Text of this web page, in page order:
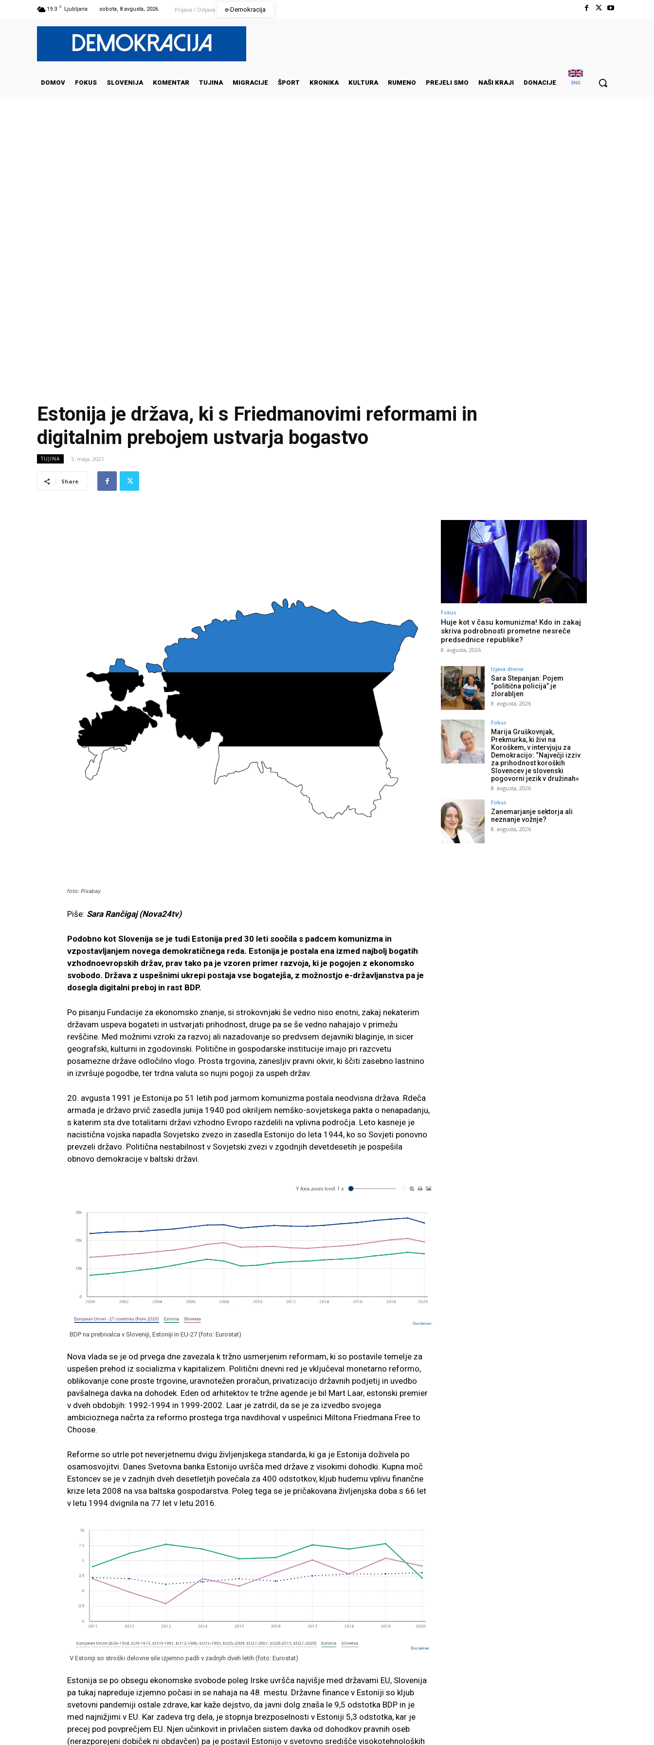
19.3 C Ljubljana sobota, 8 avgusta, 2026 Prijava / Odjava e-Demokracija
DOMOV FOKUS SLOVENIJA KOMENTAR TUJINA MIGRACIJE ŠPORT KRONIKA KULTURA RUMENO PREJELI SMO NAŠI KRAJI DONACIJE ENG
Estonija je država, ki s Friedmanovimi reformami in
digitalnim prebojem ustvarja bogastvo
TUJINA 5. maja, 2021
Share
foto: Pixabay
Piše: Sara Rančigaj (Nova24tv)
Podobno kot Slovenija se je tudi Estonija pred 30 leti soočila s padcem komunizma in
vzpostavljanjem novega demokratičnega reda. Estonija je postala ena izmed najbolj bogatih
vzhodnoevropskih držav, prav tako pa je vzoren primer razvoja, ki je pogojen z ekonomsko
svobodo. Država z uspešnimi ukrepi postaja vse bogatejša, z možnostjo e-državljanstva pa je
dosegla digitalni preboj in rast BDP.
Po pisanju Fundacije za ekonomsko znanje, si strokovnjaki še vedno niso enotni, zakaj nekaterim
državam uspeva bogateti in ustvarjati prihodnost, druge pa se še vedno nahajajo v primežu
revščine. Med možnimi vzroki za razvoj ali nazadovanje so predvsem dejavniki blaginje, in sicer
geografski, kulturni in zgodovinski. Politične in gospodarske institucije imajo pri razcvetu
posamezne države odločilno vlogo. Prosta trgovina, zanesljiv pravni okvir, ki ščiti zasebno lastnino
in izvršuje pogodbe, ter trdna valuta so nujni pogoji za uspeh držav.
20. avgusta 1991 je Estonija po 51 letih pod jarmom komunizma postala neodvisna država. Rdeča
armada je državo prvič zasedla junija 1940 pod okriljem nemško-sovjetskega pakta o nenapadanju,
s katerim sta dve totalitarni državi vzhodno Evropo razdelili na vplivna področja. Leto kasneje je
nacistična vojska napadla Sovjetsko zvezo in zasedla Estonijo do leta 1944, ko so Sovjeti ponovno
prevzeli državo. Politična nestabilnost v Sovjetski zvezi v zgodnjih devetdesetih je pospešila
obnovo demokracije v baltski državi.
BDP na prebivalca v Sloveniji, Estoniji in EU-27 (foto: Eurostat)
Nova vlada se je od prvega dne zavezala k tržno usmerjenim reformam, ki so postavile temelje za
uspešen prehod iz socializma v kapitalizem. Politični dnevni red je vključeval monetarno reformo,
oblikovanje cone proste trgovine, uravnotežen proračun, privatizacijo državnih podjetij in uvedbo
pavšalnega davka na dohodek. Eden od arhitektov te tržne agende je bil Mart Laar, estonski premier
v dveh obdobjih: 1992-1994 in 1999-2002. Laar je zatrdil, da se je za izvedbo svojega
ambicioznega načrta za reformo prostega trga navdihoval v uspešnici Miltona Friedmana Free to
Choose.
Reforme so utrle pot neverjetnemu dvigu življenjskega standarda, ki ga je Estonija doživela po
osamosvojitvi. Danes Svetovna banka Estonijo uvršča med države z visokimi dohodki. Kupna moč
Estoncev se je v zadnjih dveh desetletjih povečala za 400 odstotkov, kljub hudemu vplivu finančne
krize leta 2008 na vsa baltska gospodarstva. Poleg tega se je pričakovana življenjska doba s 66 let
v letu 1994 dvignila na 77 let v letu 2016.
V Estoniji so stroški delovne sile izjemno padli v zadnjih dveh letih (foto: Eurostat)
Estonija se po obsegu ekonomske svobode poleg Irske uvršča najvišje med državami EU, Slovenija
pa tukaj napreduje izjemno počasi in se nahaja na 48. mestu. Državne finance v Estoniji so kljub
svetovni pandemiji ostale zdrave, kar kaže dejstvo, da javni dolg znaša le 9,5 odstotka BDP in je
med najnižjimi v EU. Kar zadeva trg dela, je stopnja brezposelnosti v Estoniji 5,3 odstotka, kar je
precej pod povprečjem EU. Njen učinkovit in privlačen sistem davka od dohodkov pravnih oseb
(nerazporejeni dobiček ni obdavčen) pa je postavil Estonijo v svetovno središče visokotehnoloških
Fokus
Huje kot v času komunizma! Kdo in zakaj
skriva podrobnosti prometne nesreče
predsednice republike?
8. avgusta, 2026
Izjava dneva
Sara Stepanjan: Pojem
“politična policija” je
zlorabljen
8. avgusta, 2026
Fokus
Marija Gruškovnjak,
Prekmurka, ki živi na
Koroškem, v intervjuju za
Demokracijo: “Največji izziv
za prihodnost koroških
Slovencev je slovenski
pogovorni jezik v družinah«
8. avgusta, 2026
Fokus
Zanemarjanje sektorja ali
neznanje vožnje?
8. avgusta, 2026